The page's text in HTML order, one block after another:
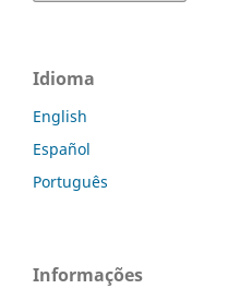
Idioma
English
Español
Português
Informações